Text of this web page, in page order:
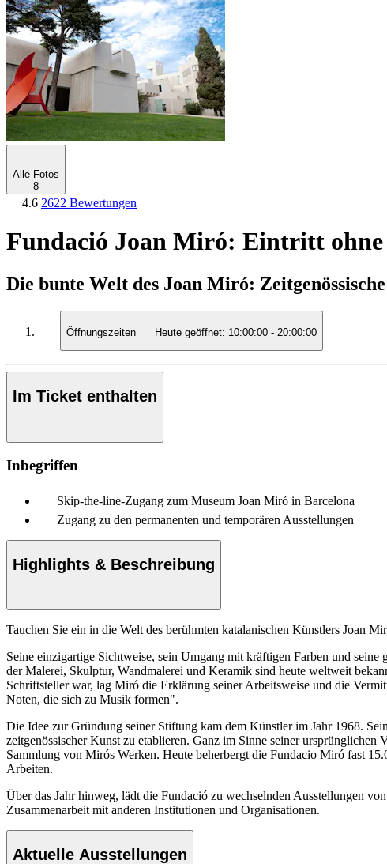
Alle Fotos
8
4.6 2622 Bewertungen
Fundació Joan Miró: Eintritt ohne
Die bunte Welt des Joan Miró:
Öffnungszeiten Heute geöffnet: 10:00:00 - 20:00:00
Im Ticket enthalten
Inbegriffen
Skip-the-line-Zugang zum Museum Joan Miró in Barcelona
Zugang zu den permanenten und temporären Ausstellungen
Highlights & Beschreibung
Tauchen Sie ein in die Welt des berühmten katalanischen Künstlers Joan
Seine einzigartige Sichtweise, sein Umgang mit kräftigen Farben und
der Malerei, Skulptur, Wandmalerei und Keramik sind heute weltweit
Schriftsteller war, lag Miró die Erklärung seiner Arbeitsweise und die
Noten, die sich zu Musik formen".
Die Idee zur Gründung seiner Stiftung kam dem Künstler im Jahr 1968.
zeitgenössischer Kunst zu etablieren. Ganz im Sinne seiner
Sammlung von Mirós Werken. Heute beherbergt die Fundacio Miró fast
Arbeiten.
Über das Jahr hinweg, lädt die Fundació zu wechselnden Ausstellungen
Zusammenarbeit mit anderen Institutionen und Organisationen.
Aktuelle Ausstellungen